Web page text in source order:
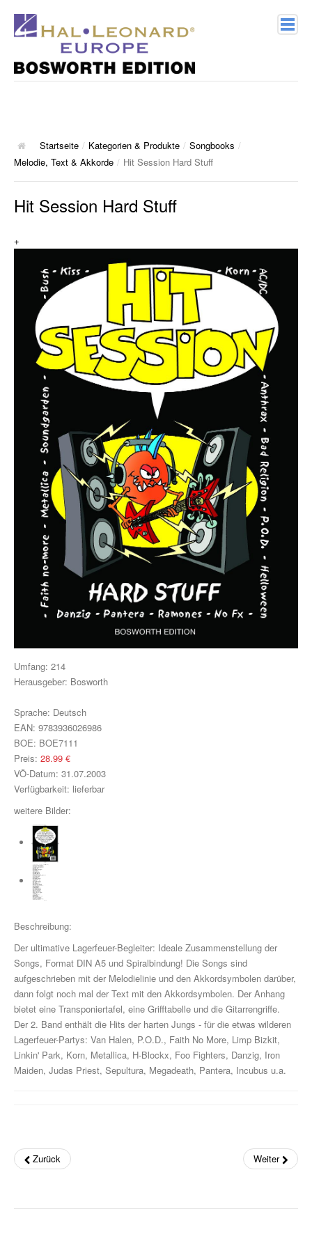
Geschichte
Kontakt
Kategorien & Produkte
10 Charthits
ACT Music
Die Ärzte
Die Toten Hosen
Rosenstolz
Die kleinen Songbooks
Die großen Songbooks
Sounds Good On-Serie
Hit Session-Reihe
Hit Book-Reihe
Diverse Bands & Interpreten
Beat It!
Melodie, Text & Akkorde
Klavier, Gesang, Gitarre
Text & Akkorde
Für Kinder
Besondere Anlässe
Spielmaterial
Piano Gefällt Mir!
Start Up Piano
Musikpädagogik
Klavier
John Wesley Schaum
Gitarre (A- & E-)
Fit For Guitar
Drums Easy - Tom Hapke
Startseite / Kategorien & Produkte / Songbooks /
Melodie, Text & Akkorde / Hit Session Hard Stuff
Hit Session Hard Stuff
+
Umfang: 214
Herausgeber: Bosworth
Sprache: Deutsch
EAN: 9783936026986
BOE: BOE7111
Preis: 28.99 €
VÖ-Datum: 31.07.2003
Verfügbarkeit: lieferbar
weitere Bilder:
Beschreibung:
Der ultimative Lagerfeuer-Begleiter: Ideale Zusammenstellung der
Songs, Format DIN A5 und Spiralbindung! Die Songs sind
aufgeschrieben mit der Melodielinie und den Akkordsymbolen darüber,
dann folgt noch mal der Text mit den Akkordsymbolen. Der Anhang
bietet eine Transponiertafel, eine Grifftabelle und die Gitarrengriffe.
Der 2. Band enthält die Hits der harten Jungs - für die etwas wilderen
Lagerfeuer-Partys: Van Halen, P.O.D., Faith No More, Limp Bizkit,
Linkin' Park, Korn, Metallica, H-Blockx, Foo Fighters, Danzig, Iron
Maiden, Judas Priest, Sepultura, Megadeath, Pantera, Incubus u.a.
Zurück Weiter